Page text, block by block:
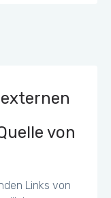
von
Links von